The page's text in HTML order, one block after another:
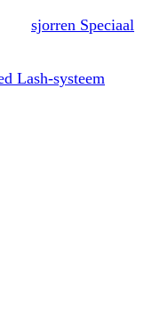
sjorren Speciaal
Lash-systeem